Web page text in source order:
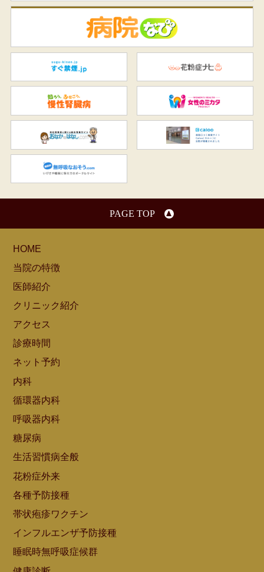
すぐ禁煙.jp
知ろう、ふせごう。慢性腎臓
おなかのはなし.com
PAGE TOP
HOME
当院の特徴
医師紹介
クリニック紹介
アクセス
診療時間
ネット予約
内科
循環器内科
呼吸器内科
糖尿病
生活習慣病全般
花粉症外来
各種予防接種
帯状疱疹ワクチン
インフルエンザ予防接種
睡眠時無呼吸症候群